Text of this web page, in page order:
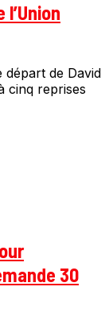
départ de David
cinq reprises
30